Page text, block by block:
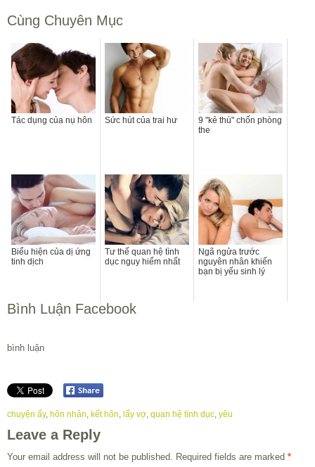
Cùng Chuyên Mục
Tác dụng của nụ hôn Sức hút của trai hư
9 "kẻ thù" chốn phòng
the
Biểu hiện của dị ứng
tinh dịch
Tư thế quan hệ tình
dục nguy hiểm nhất
Ngã ngửa trước
nguyên nhân khiến
bạn bị yếu sinh lý
Bình Luận Facebook
bình luận
chuyện ấy, hôn nhân, kết hôn, lấy vợ, quan hệ tình dục, yêu
Leave a Reply
Your email address will not be published. Required fields are marked *